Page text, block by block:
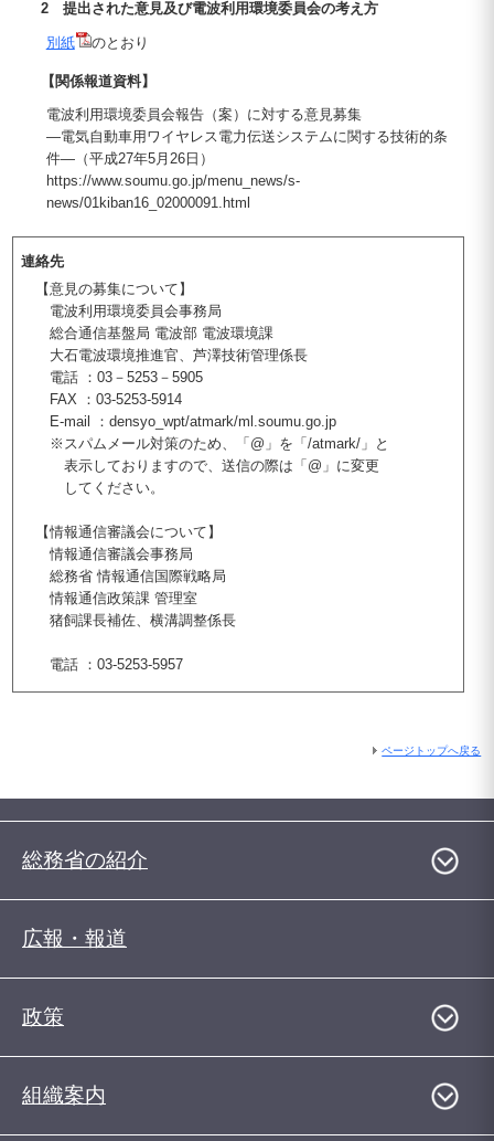
2 提出された意見及び電波利用環境委員会の考え方
別紙 のとおり
【関係報道資料】
電波利用環境委員会報告（案）に対する意見募集
―電気自動車用ワイヤレス電力伝送システムに関する技術的条
件―（平成27年5月26日）
https://www.soumu.go.jp/menu_news/s-
news/01kiban16_02000091.html
連絡先
【意見の募集について】
電波利用環境委員会事務局
総合通信基盤局 電波部 電波環境課
大石電波環境推進官、芦澤技術管理係長
電話 ：03－5253－5905
FAX ：03-5253-5914
E-mail ：densyo_wpt/atmark/ml.soumu.go.jp
※スパムメール対策のため、「@」を「/atmark/」と
表示しておりますので、送信の際は「@」に変更
してください。
【情報通信審議会について】
情報通信審議会事務局
総務省 情報通信国際戦略局
情報通信政策課 管理室
猪飼課長補佐、横溝調整係長
電話 ：03-5253-5957
ページトップへ戻る
総務省の紹介
広報・報道
政策
組織案内